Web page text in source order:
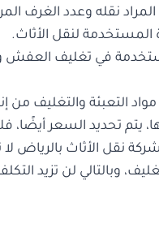
نقله وعدد الغرف
المستخدمة لنقل الأثاث.
في تغليف العفش
التعبئة والتغليف من
يتم تحديد السعر أيضًا،
نقل الأثاث بالرياض
وبالتالي لن تزيد